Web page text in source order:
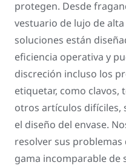
protegen. Desde
vestuario de lujo de
soluciones están
eficiencia operativa y
discreción incluso los
etiquetar, como clavos,
otros artículos difíciles,
el diseño del envase.
resolver sus
gama incomparable de